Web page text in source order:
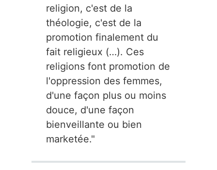
religion, c'est de la
théologie, c'est de la
promotion finalement du
fait religieux (…). Ces
religions font promotion de
l'oppression des femmes,
d'une façon plus ou moins
douce, d'une façon
bienveillante ou bien
marketée."